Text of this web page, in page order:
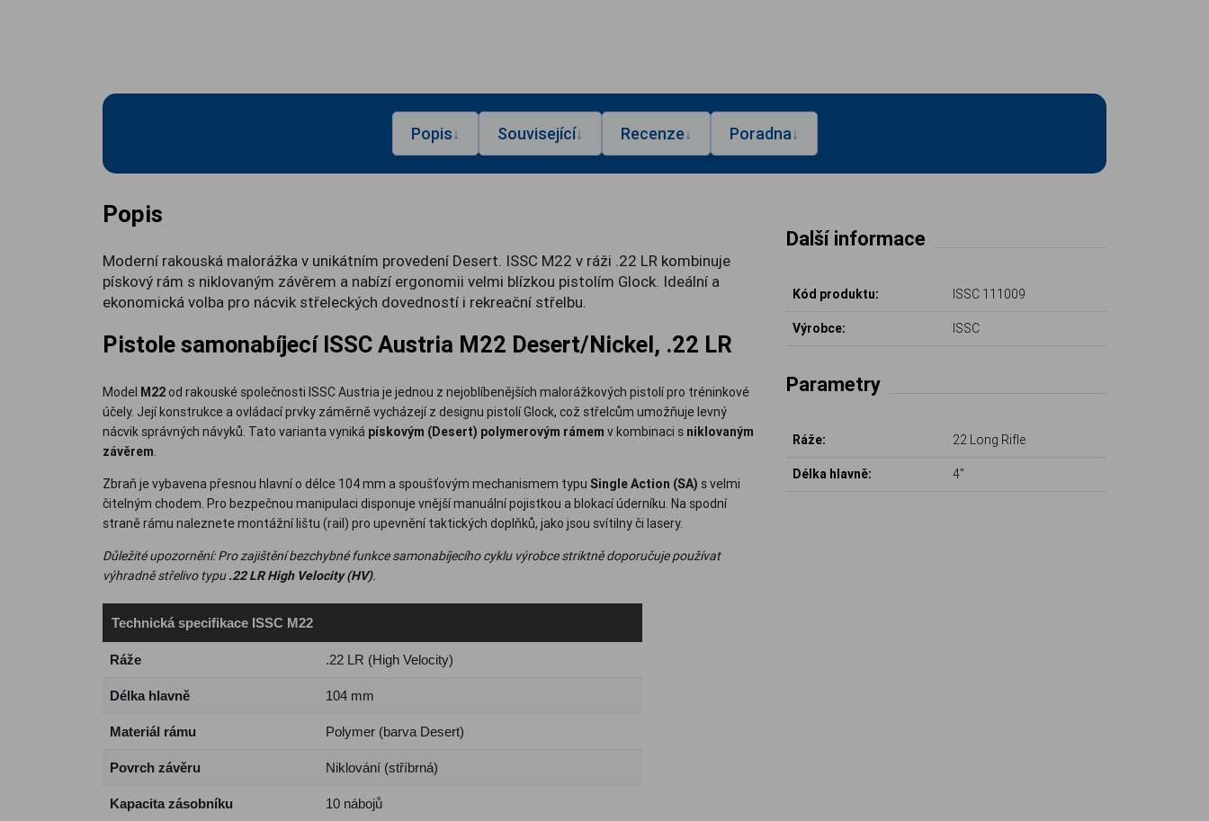
Popis↓ Související↓ Recenze↓ Poradna↓
Popis
Moderní rakouská malorážka v unikátním provedení Desert. ISSC M22 v ráži .22 LR kombinuje
pískový rám s niklovaným závěrem a nabízí ergonomii velmi blízkou pistolím Glock. Ideální a
ekonomická volba pro nácvik střeleckých dovedností i rekreační střelbu.
Pistole samonabíjecí ISSC Austria M22 Desert/Nickel, .22 LR
Model M22 od rakouské společnosti ISSC Austria je jednou z nejoblíbenějších malorážkových pistolí pro tréninkové
účely. Její konstrukce a ovládací prvky záměrně vycházejí z designu pistolí Glock, což střelcům umožňuje levný
nácvik správných návyků. Tato varianta vyniká pískovým (Desert) polymerovým rámem v kombinaci s niklovaným
závěrem.
Zbraň je vybavena přesnou hlavní o délce 104 mm a spoušťovým mechanismem typu Single Action (SA) s velmi
čitelným chodem. Pro bezpečnou manipulaci disponuje vnější manuální pojistkou a blokací úderníku. Na spodní
straně rámu naleznete montážní lištu (rail) pro upevnění taktických doplňků, jako jsou svítilny či lasery.
Důležité upozornění: Pro zajištění bezchybné funkce samonabíjecího cyklu výrobce striktně doporučuje používat
výhradně střelivo typu.22 LR High Velocity (HV).
Technická specifikace ISSC M22
Ráže .22 LR (High Velocity)
Délka hlavně 104 mm
Materiál rámu Polymer (barva Desert)
Povrch závěru Niklování (stříbrná)
Kapacita zásobníku 10 nábojů
Další informace
Kód produktu: ISSC 111009
Výrobce: ISSC
Parametry
Ráže: 22 Long Rifle
Délka hlavně: 4"